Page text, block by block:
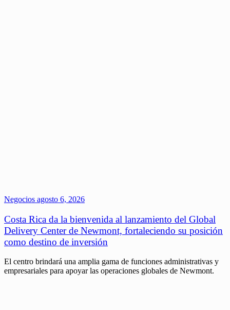
Negocios agosto 6, 2026
Costa Rica da la bienvenida al lanzamiento del Global
Delivery Center de Newmont, fortaleciendo su posición
como destino de inversión
El centro brindará una amplia gama de funciones administrativas y
empresariales para apoyar las operaciones globales de Newmont.